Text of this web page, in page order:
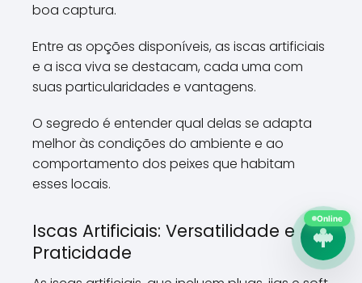
boa captura.
Entre as opções disponíveis, as iscas artificiais
e a isca viva se destacam, cada uma com
suas particularidades e vantagens.
O segredo é entender qual delas se adapta
melhor às condições do ambiente e ao
comportamento dos peixes que habitam
esses locais.
Iscas Artificiais: Versatilidade e
Praticidade
Online